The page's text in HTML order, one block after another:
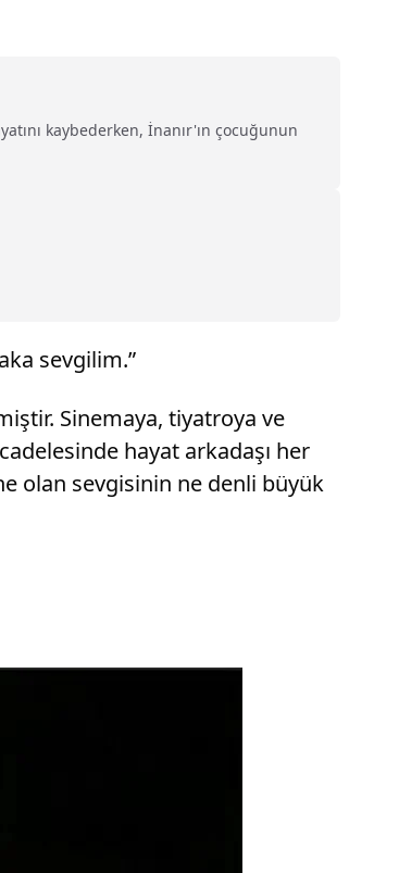
kaybederken, İnanır'ın çocuğunun
sevgilim.”
Sinemaya, tiyatroya ve
hayat arkadaşı her
olan sevgisinin ne denli büyük